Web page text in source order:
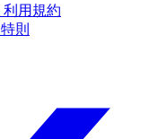
用規約
則